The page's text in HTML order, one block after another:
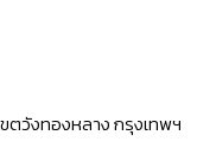
ตวังทองหลาง กรุงเทพฯ